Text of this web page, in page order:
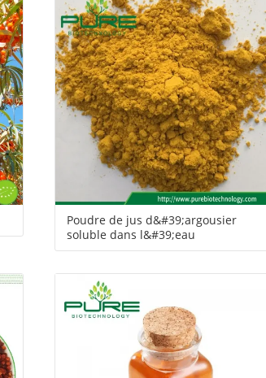
Poudre de jus d&#39;argousier
soluble dans l&#39;eau